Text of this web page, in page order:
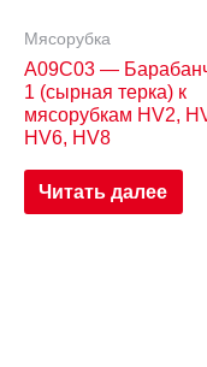
Мясорубка
A09C03 —
1 (сырная терка) к
мясорубкам HV2,
HV6, HV8
Читать далее